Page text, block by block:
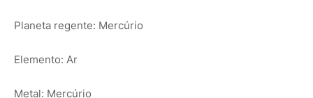
Planeta regente: Mercúrio
Elemento: Ar
Metal: Mercúrio